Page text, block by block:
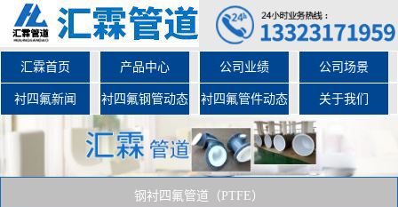
汇霖首页 产品中心 公司业绩 公司场景
衬四氟新闻 衬四氟钢管动态 衬四氟管件动态 关于我们
钢衬四氟管道（PTFE）